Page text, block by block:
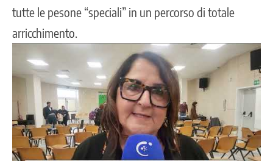
tutte le pesone “speciali” in un percorso di totale
arricchimento.